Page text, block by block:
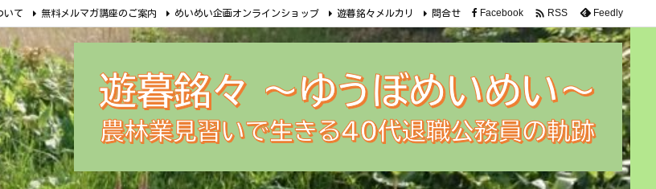
いて 無料メルマガ講座のご案内 めいめい企画オンラインショップ 遊暮銘々メルカリ 問合せ Facebook  RSS Feedly